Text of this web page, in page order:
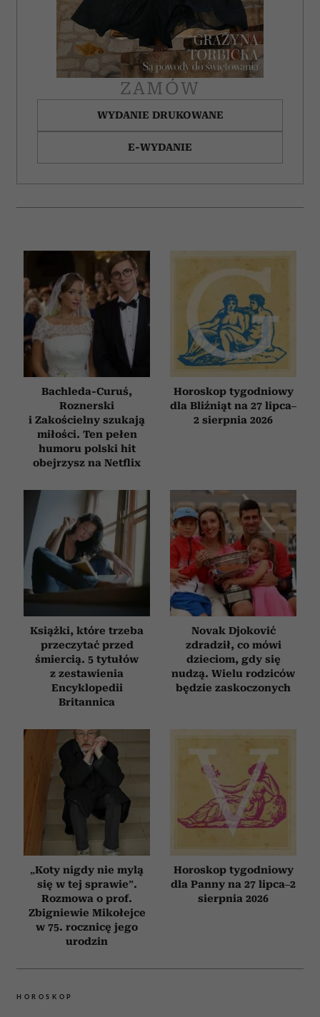
otrzymanymi od Ciebie lub uzyskanymi podczas
korzystania z ich usług.
ZAMÓW
WYDANIE DRUKOWANE
E-WYDANIE
Bachleda-Curuś,
Roznerski
i Zakościelny szukają
miłości. Ten pełen
humoru polski hit
obejrzysz na Netflix
Horoskop tygodniowy
dla Bliźniąt na 27 lipca–
2 sierpnia 2026
Książki, które trzeba
przeczytać przed
śmiercią. 5 tytułów
z zestawienia
Encyklopedii
Britannica
Novak Djoković
zdradził, co mówi
dzieciom, gdy się
nudzą. Wielu rodziców
będzie zaskoczonych
„Koty nigdy nie mylą
się w tej sprawie”.
Rozmowa o prof.
Zbigniewie Mikołejce
w 75. rocznicę jego
urodzin
Horoskop tygodniowy
dla Panny na 27 lipca–2
sierpnia 2026
HOROSKOP